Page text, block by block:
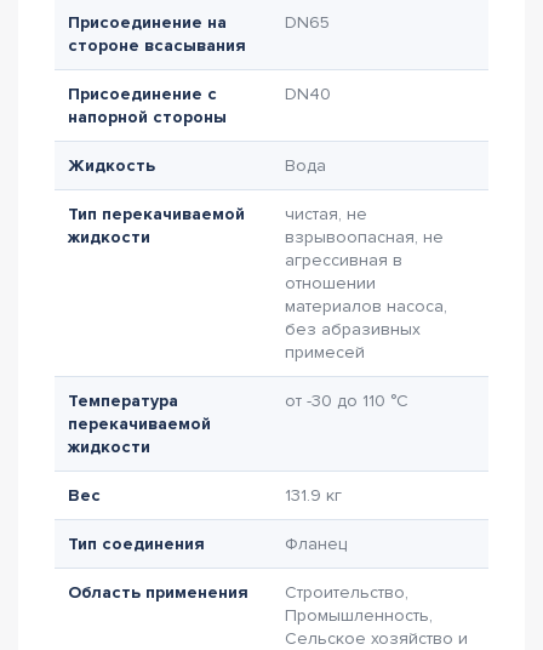
Присоединение на
стороне всасывания
DN65
Присоединение с
напорной стороны
DN40
Жидкость Вода
Тип перекачиваемой
жидкости
чистая, не
взрывоопасная, не
агрессивная в
отношении
материалов насоса,
без абразивных
примесей
Температура
перекачиваемой
жидкости
от -30 до 110 °C
Вес 131.9 кг
Тип соединения Фланец
Область применения
Строительство,
Промышленность,
Сельское хозяйство и